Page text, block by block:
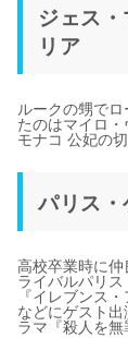
ジェス
リア
ルークの甥で
たのはマイロ
モナコ 公妃の
パリス
高校卒業時に
ライバルパリ
『イレブンス
などにゲスト
ラマ『殺人を